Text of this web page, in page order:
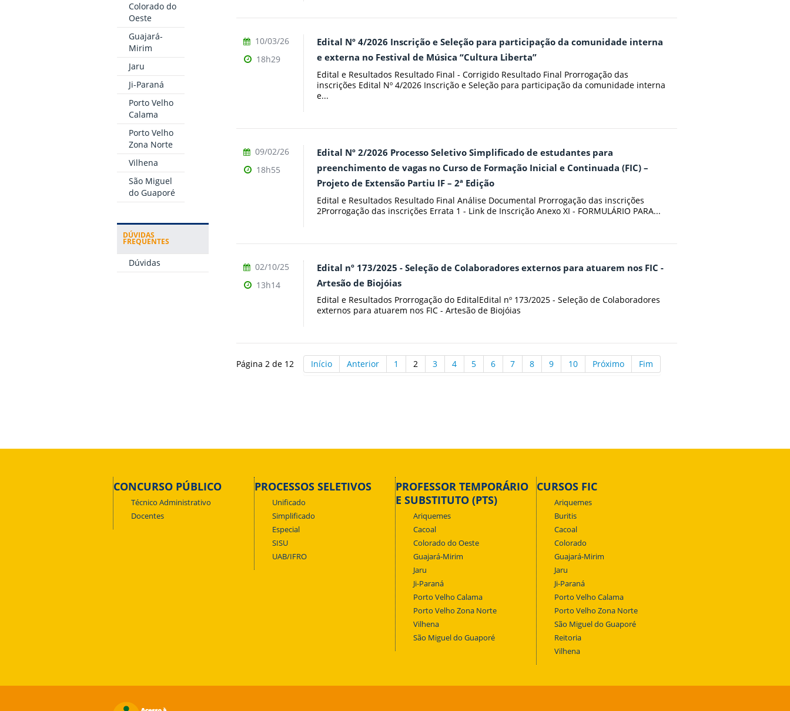
Colorado do
Oeste
Guajará-
Mirim
Jaru
Ji-Paraná
Porto Velho
Calama
Porto Velho
Zona Norte
Vilhena
São Miguel
do Guaporé
DÚVIDAS
FREQUENTES
Dúvidas
Edital Nº 4/2026 Inscrição e Seleção para participação da comunidade interna
e externa no Festival de Música “Cultura Liberta”
Edital e Resultados Resultado Final - Corrigido Resultado Final Prorrogação das
inscrições Edital Nº 4/2026 Inscrição e Seleção para participação da comunidade interna
e...
10/03/26
18h29
Edital Nº 2/2026 Processo Seletivo Simplificado de estudantes para
preenchimento de vagas no Curso de Formação Inicial e Continuada (FIC) –
Projeto de Extensão Partiu IF – 2ª Edição
Edital e Resultados Resultado Final Análise Documental Prorrogação das inscrições
2Prorrogação das inscrições Errata 1 - Link de Inscrição Anexo XI - FORMULÁRIO PARA...
09/02/26
18h55
Edital nº 173/2025 - Seleção de Colaboradores externos para atuarem nos FIC -
Artesão de Biojóias
Edital e Resultados Prorrogação do EditalEdital nº 173/2025 - Seleção de Colaboradores
externos para atuarem nos FIC - Artesão de Biojóias
02/10/25
13h14
Página 2 de 12 Início Anterior 1 2 3 4 5 6 7 8 9 10 Próximo Fim
CONCURSO PÚBLICO
Técnico Administrativo
Docentes
PROCESSOS SELETIVOS
Unificado
Simplificado
Especial
SISU
UAB/IFRO
PROFESSOR TEMPORÁRIO
E SUBSTITUTO (PTS)
Ariquemes
Cacoal
Colorado do Oeste
Guajará-Mirim
Jaru
Ji-Paraná
Porto Velho Calama
Porto Velho Zona Norte
Vilhena
São Miguel do Guaporé
CURSOS FIC
Ariquemes
Buritis
Cacoal
Colorado
Guajará-Mirim
Jaru
Ji-Paraná
Porto Velho Calama
Porto Velho Zona Norte
São Miguel do Guaporé
Reitoria
Vilhena